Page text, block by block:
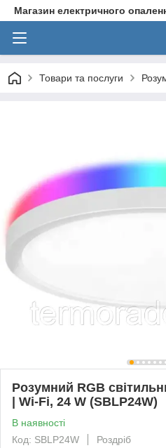
Магазин електричного
Товари та послуги
Розумний RGB
| Wi-Fi, 24 W (SBLP24W)
В наявності
Код: SBLP24W
Роздріб